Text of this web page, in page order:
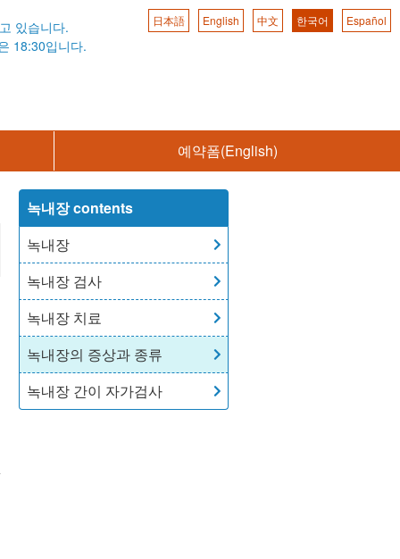
있습니다.
18:30입니다.
日本語 English 中文 한국어 Español
예약폼(English)
녹내장 contents
녹내장
녹내장 검사
녹내장 치료
녹내장의 증상과 종류
녹내장 간이 자가검사